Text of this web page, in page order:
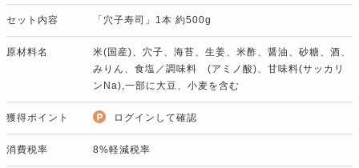
セット内容 「穴子寿司」1本 約500g
原材料名
米(国産)、穴子、海苔、生姜、米酢、醤油、砂糖、酒、
みりん、食塩／調味料 (アミノ酸)、甘味料(サッカリ
ンNa),一部に大豆、小麦を含む
獲得ポイント ログインして確認
消費税率 8%軽減税率